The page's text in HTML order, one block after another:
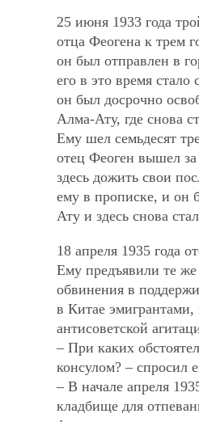
25 июня 1933 года
отца Феогена к трем
он был отправлен в
его в это время стало
он был досрочно
Алма-Ату, где снова
Ему шел семьдесят
отец Феоген вышел за
здесь дожить свои
ему в прописке, и он
Ату и здесь снова
18 апреля 1935 года
Ему предъявили те
обвинения в
в Китае
антисоветской
– При каких
консулом? – спросил
– В начале апреля
кладбище для